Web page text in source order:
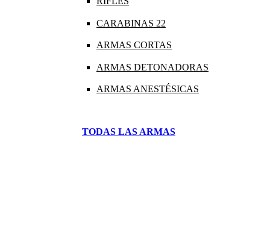
CARABINAS 22
ARMAS CORTAS
ARMAS DETONADORAS
ARMAS ANESTÉSICAS
TODAS LAS ARMAS